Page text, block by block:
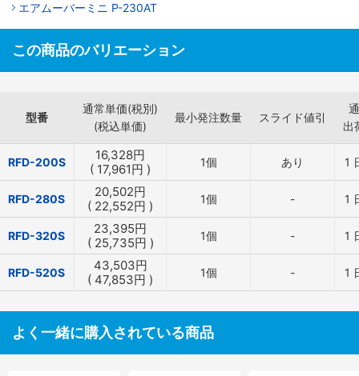
エアムーバーミニ P-230AT
この商品のバリエーション
型番
通常単価(税別)
(税込単価)
最小発注数量 スライド値引
出
RFD-200S 16,328円
( 17,961円 ) 1個 あり 1
RFD-280S 20,502円
( 22,552円 ) 1個 - 1
RFD-320S 23,395円
( 25,735円 ) 1個 - 1
RFD-520S 43,503円
( 47,853円 ) 1個 - 1
よく一緒に購入されている商品